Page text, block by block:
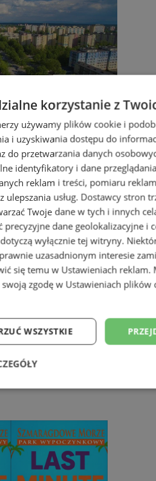
odciskami palców
w Tychach
do -70%!
stron www - Tychy
- codziennie nowe
korzystanie z
używamy plików cookie i
i uzyskiwania dostępu do
do przetwarzania danych
identyfikatory i dane
reklam i treści, pomiaru
ulepszania usług. Dostawcy stron
Twoje dane w tych i innych
precyzyjne dane geolokalizacyjne i
wyłącznie tej witryny.
uzasadnionym interesie
się temu w Ustawieniach reklam.
zgodę w Ustawieniach plików
WSZYSTKIE
Wydajność
Niesklasyfikowane